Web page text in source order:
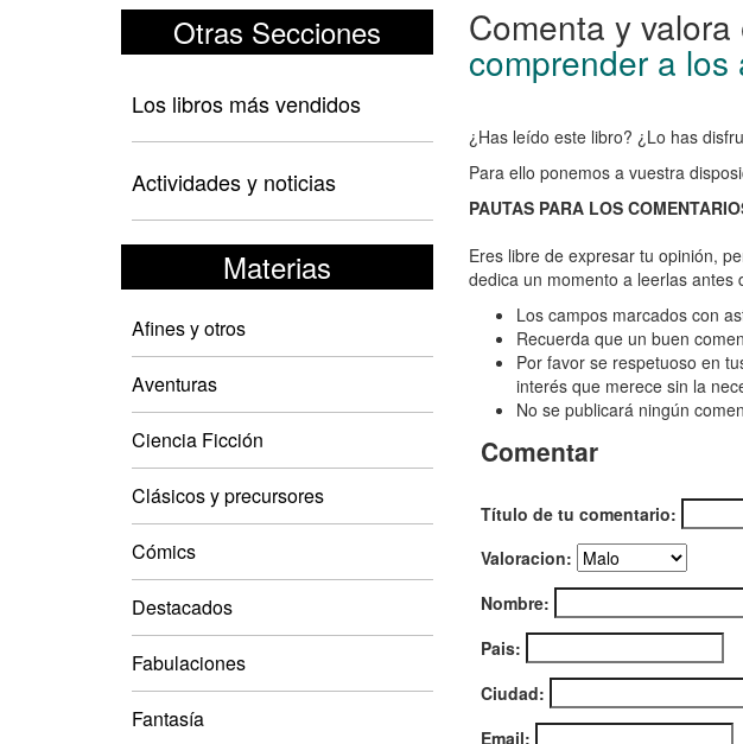
Otras Secciones
Los libros más vendidos
Actividades y noticias
Materias
Afines y otros
Aventuras
Ciencia Ficción
Clásicos y precursores
Cómics
Destacados
Fabulaciones
Fantasía
Comenta
y
valora
el
libro:
Dentro
del
monstruo
"Un
intento
de
comprender
a
los
asesinos
en
serie"
Comenta y valora
comprender a
¿Has leído este libro? ¿Lo has
Para ello ponemos a vuestra
PAUTAS PARA LOS
Eres libre de expresar tu opinión,
dedica un momento a leerlas antes
Los campos marcados con
Recuerda que un buen
Por favor se respetuoso en
interés que merece sin la
No se publicará ningún
Comentar
Título de tu comentario:
Valoracion:
Nombre:
Pais:
Ciudad:
Email: